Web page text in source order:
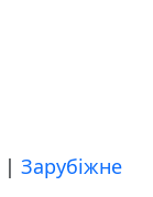
| Зарубіжне